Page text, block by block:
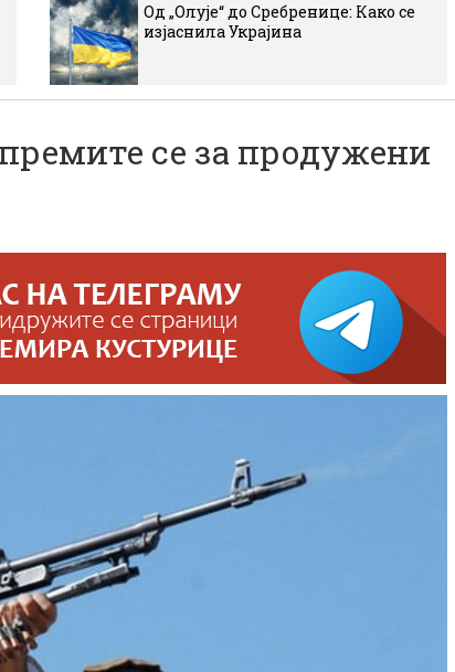
Од „Олује“ до Сребренице: Како се
изјаснила Украјина
се за продужени